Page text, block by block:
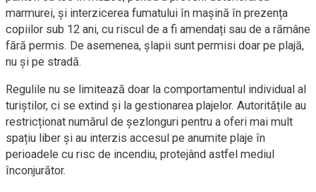
marmurei, și interzicerea fumatului în mașină în prezența
copiilor sub 12 ani, cu riscul de a fi amendați sau de a rămâne
fără permis. De asemenea, șlapii sunt permisi doar pe plajă,
nu și pe stradă.
Regulile nu se limitează doar la comportamentul individual al
turiștilor, ci se extind și la gestionarea plajelor. Autoritățile au
restricționat numărul de șezlonguri pentru a oferi mai mult
spațiu liber și au interzis accesul pe anumite plaje în
perioadele cu risc de incendiu, protejând astfel mediul
înconjurător.